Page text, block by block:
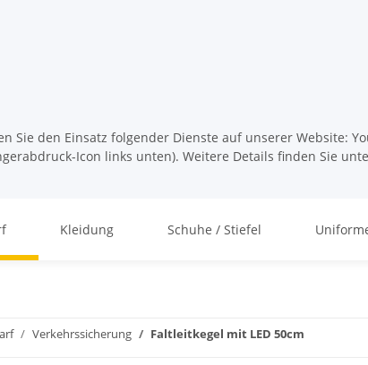
Sie den Einsatz folgender Dienste auf unserer Website:
Icon links unten). Weitere Details finden Sie
Kleidung Schuhe / Stiefel
Verkehrssicherung Faltleitkegel mit LED 50cm